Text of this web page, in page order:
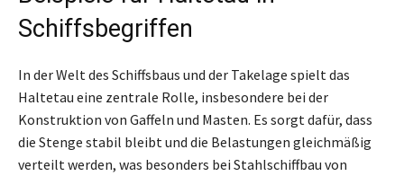
Schiffsbegriffen
In der Welt des Schiffsbaus und der Takelage spielt das
Haltetau eine zentrale Rolle, insbesondere bei der
Konstruktion von Gaffeln und Masten. Es sorgt dafür, dass
die Stenge stabil bleibt und die Belastungen gleichmäßig
verteilt werden, was besonders bei Stahlschiffbau von